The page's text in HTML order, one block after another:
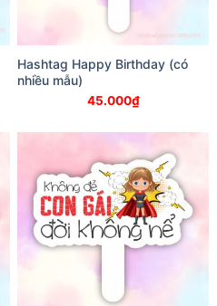
Hashtag Happy Birthday (có
nhiều mẫu)
45.000₫